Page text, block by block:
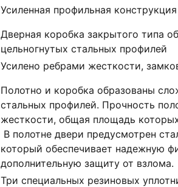
Усиленная профильная конструкция
Дверная коробка закрытого типа
цельногнутых стальных профилей
Усилено ребрами жесткости,
Полотно и коробка образованы
стальных профилей. Прочность
жесткости, общая площадь
В полотне двери предусмотрен
который обеспечивает надежную
дополнительную защиту от взлома.
Три специальных резиновых